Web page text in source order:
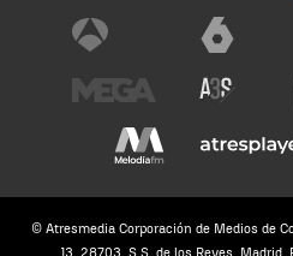
© Atresmedia Corporación de Medios de